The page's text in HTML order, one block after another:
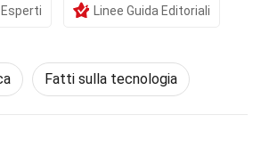
Linee Guida Editoriali
Fatti sulla tecnologia